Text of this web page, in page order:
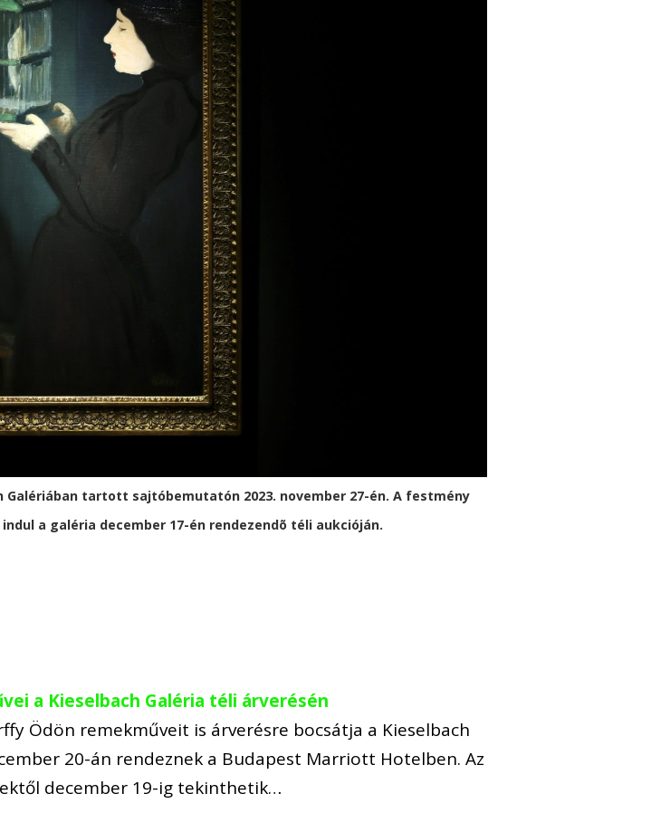
Galériában tartott sajtóbemutatón 2023. november 27-én. A festmény
a galéria december 17-én rendezendõ téli aukcióján.
a Kieselbach Galéria téli árverésén
Ödön remekműveit is árverésre bocsátja a Kieselbach
20-án rendeznek a Budapest Marriott Hotelben. Az
december 19-ig tekinthetik…